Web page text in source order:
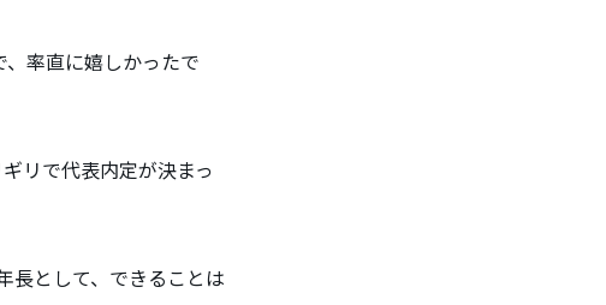
率直に嬉しかったで
リで代表内定が決まっ
長として、できることは